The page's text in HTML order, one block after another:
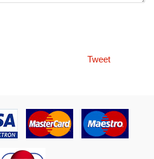
Tweet